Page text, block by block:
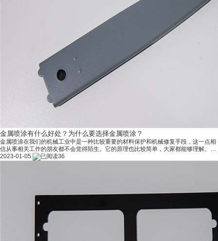
金属喷涂有什么好处？为什么要选择金属喷涂？
金属喷涂在我们的机械工业中是一种比较重要的材料保护和机械修复手段，这一点相
信从事相关工作的朋友都不会觉得陌生。它的原理也比较简单，大家都能够理解。但
是金属喷涂其中包含的学问也不少，因此它的应用范围也是比较广泛的，现在就让我
2023-01-05 36